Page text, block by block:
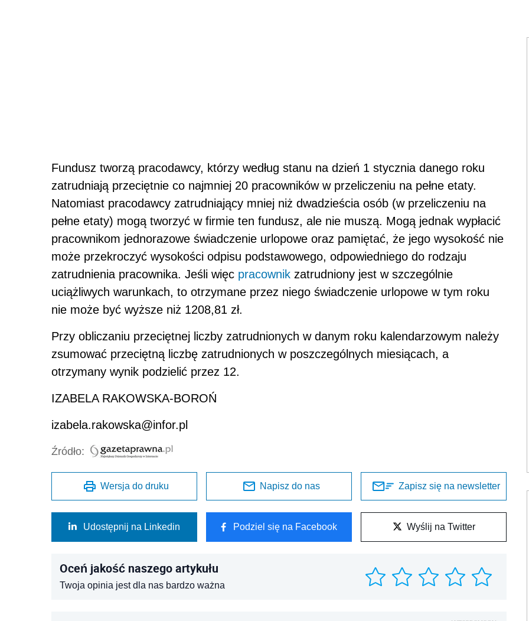
Fundusz tworzą pracodawcy, którzy według stanu na dzień 1 stycznia danego roku
zatrudniają przeciętnie co najmniej 20 pracowników w przeliczeniu na pełne etaty.
Natomiast pracodawcy zatrudniający mniej niż dwadzieścia osób (w przeliczeniu na
pełne etaty) mogą tworzyć w firmie ten fundusz, ale nie muszą. Mogą jednak wypłacić
pracownikom jednorazowe świadczenie urlopowe oraz pamiętać, że jego wysokość nie
może przekroczyć wysokości odpisu podstawowego, odpowiedniego do rodzaju
zatrudnienia pracownika. Jeśli więc pracownik zatrudniony jest w szczególnie
uciążliwych warunkach, to otrzymane przez niego świadczenie urlopowe w tym roku
nie może być wyższe niż 1208,81 zł.
Przy obliczaniu przeciętnej liczby zatrudnionych w danym roku kalendarzowym należy
zsumować przeciętną liczbę zatrudnionych w poszczególnych miesiącach, a
otrzymany wynik podzielić przez 12.
IZABELA RAKOWSKA-BOROŃ
izabela.rakowska@infor.pl
Źródło:
Wersja do druku Napisz do nas Zapisz się na newsletter
Udostępnij na Linkedin Podziel się na Facebook Wyślij na Twitter
Oceń jakość naszego artykułu
Twoja opinia jest dla nas bardzo ważna